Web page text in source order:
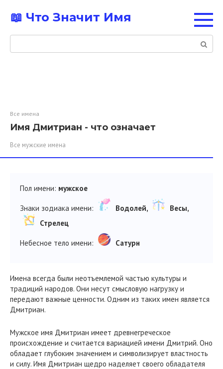
контенту
📖 Что Значит Имя
Поиск:
Все имена
Имя Дмитриан - что означает
Все мужские имена
Пол имени: мужское
Знаки зодиака имени: Водолей,
Весы,
Стрелец
Небесное тело имени: Сатурн
Имена всегда были неотъемлемой частью культуры и
традиций народов. Они несут смысловую нагрузку и
передают важные ценности. Одним из таких имен является
Дмитриан.
Мужское имя Дмитриан имеет древнегреческое
происхождение и считается вариацией имени Дмитрий. Оно
обладает глубоким значением и символизирует властность
и силу. Имя Дмитриан щедро наделяет своего обладателя